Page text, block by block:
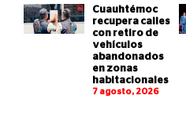
Cuauhtémoc
recupera calles
con retiro de
vehículos
abandonados
en zonas
habitacionales
7 agosto, 2026